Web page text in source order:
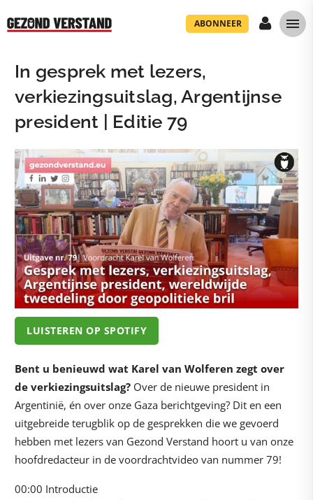
ABONNEER
In gesprek met lezers,
verkiezingsuitslag, Argentijnse
president | Editie 79
LUISTEREN OP SPOTIFY
Bent u benieuwd wat Karel van Wolferen zegt over
de verkiezingsuitslag? Over de nieuwe president in
Argentinië, én over onze Gaza berichtgeving? Dit en een
uitgebreide terugblik op de gesprekken die we gevoerd
hebben met lezers van Gezond Verstand hoort u van onze
hoofdredacteur in de voordrachtvideo van nummer 79!
00:00 Introductie